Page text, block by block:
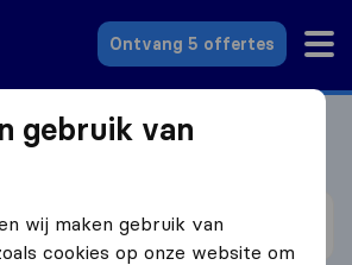
Ontvang 5 offertes
in 3 stappen
gebruik van
wij maken gebruik van
cookies op onze website om